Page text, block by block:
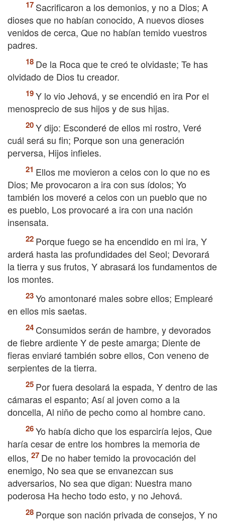
Sacrificaron a los demonios, y no a Dios; A
dioses que no habían conocido, A nuevos dioses
venidos de cerca, Que no habían temido vuestros
padres.
De la Roca que te creó te olvidaste; Te has
olvidado de Dios tu creador.
Y lo vio Jehová, y se encendió en ira Por el
menosprecio de sus hijos y de sus hijas.
Y dijo: Esconderé de ellos mi rostro, Veré
cuál será su fin; Porque son una generación
perversa, Hijos infieles.
Ellos me movieron a celos con lo que no es
Dios; Me provocaron a ira con sus ídolos; Yo
también los moveré a celos con un pueblo que no
es pueblo, Los provocaré a ira con una nación
insensata.
Porque fuego se ha encendido en mi ira, Y
arderá hasta las profundidades del Seol; Devorará
la tierra y sus frutos, Y abrasará los fundamentos de
los montes.
Yo amontonaré males sobre ellos; Emplearé
en ellos mis saetas.
Consumidos serán de hambre, y devorados
de fiebre ardiente Y de peste amarga; Diente de
fieras enviaré también sobre ellos, Con veneno de
serpientes de la tierra.
Por fuera desolará la espada, Y dentro de las
cámaras el espanto; Así al joven como a la
doncella, Al niño de pecho como al hombre cano.
Yo había dicho que los esparciría lejos, Que
haría cesar de entre los hombres la memoria de
ellos,
De no haber temido la provocación del
enemigo, No sea que se envanezcan sus
adversarios, No sea que digan: Nuestra mano
poderosa Ha hecho todo esto, y no Jehová.
Porque son nación privada de consejos, Y no